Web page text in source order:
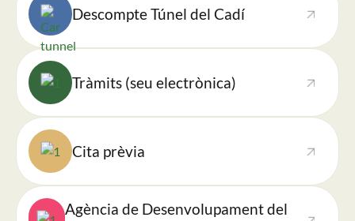
Descompte Túnel del Cadí
Imatge
Tràmits (seu electrònica)
Imatge
Cita prèvia
ImatgeAgència de Desenvolupament del